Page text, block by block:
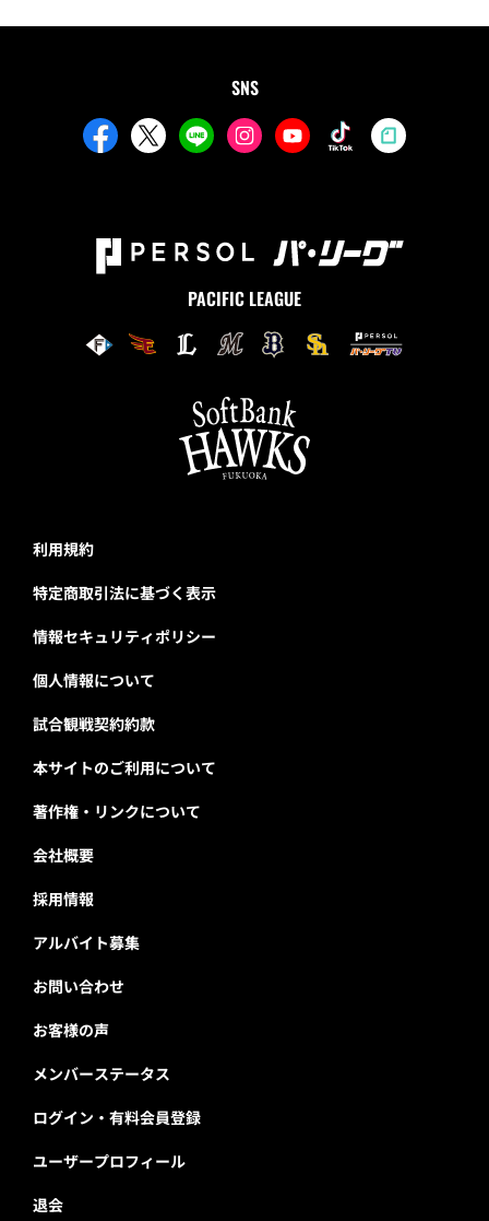
SNS
PACIFIC LEAGUE
利用規約
特定商取引法に基づく表示
情報セキュリティポリシー
個人情報について
試合観戦契約約款
本サイトのご利用について
著作権・リンクについて
会社概要
採用情報
アルバイト募集
お問い合わせ
お客様の声
メンバーステータス
ログイン・有料会員登録
ユーザープロフィール
退会